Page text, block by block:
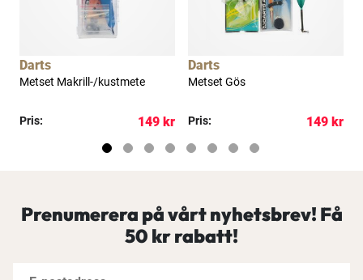
Darts
Metset Makrill-/kustmete
Pris: 149 kr
Darts
Metset Gös
Pris: 149 kr
Prenumerera på vårt nyhetsbrev! Få
50 kr rabatt!